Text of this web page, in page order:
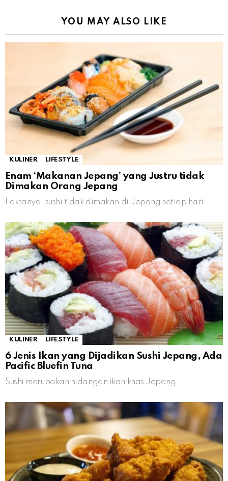
YOU MAY ALSO LIKE
KULINER LIFESTYLE
Enam ‘Makanan Jepang’ yang Justru tidak
Dimakan Orang Jepang
Faktanya, sushi tidak dimakan di Jepang setiap hari.
KULINER LIFESTYLE
6 Jenis Ikan yang Dijadikan Sushi Jepang, Ada
Pacific Bluefin Tuna
Sushi merupakan hidangan ikan khas Jepang